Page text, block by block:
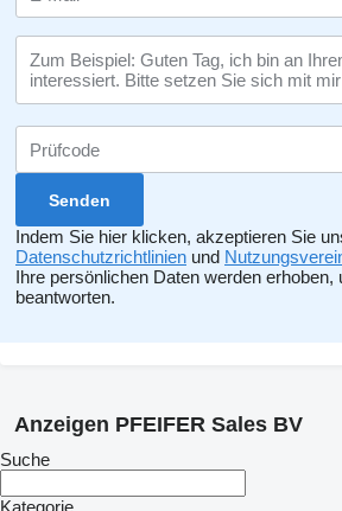
Indem Sie hier klicken, akzeptieren Sie
Datenschutzrichtlinien und
Ihre persönlichen Daten werden erhoben,
beantworten.
Anzeigen PFEIFER Sales BV
Suche
Kategorie